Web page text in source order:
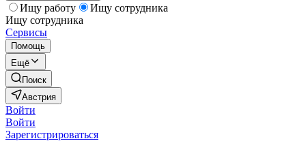
Ищу работу
Ищу сотрудника
Ищу сотрудника
Сервисы
Помощь
Ещё
Поиск
Австрия
Войти
Войти
Зарегистрироваться